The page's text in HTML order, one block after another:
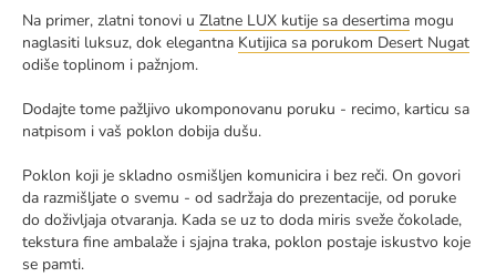
Na primer, zlatni tonovi u Zlatne LUX kutije sa desertima mogu
naglasiti luksuz, dok elegantna Kutijica sa porukom Desert Nugat
odiše toplinom i pažnjom.
Dodajte tome pažljivo ukomponovanu poruku - recimo, karticu sa
natpisom i vaš poklon dobija dušu.
Poklon koji je skladno osmišljen komunicira i bez reči. On govori
da razmišljate o svemu - od sadržaja do prezentacije, od poruke
do doživljaja otvaranja. Kada se uz to doda miris sveže čokolade,
tekstura fine ambalaže i sjajna traka, poklon postaje iskustvo koje
se pamti.